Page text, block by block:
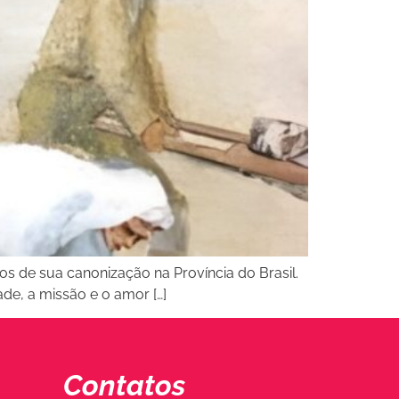
de sua canonização na Província do Brasil.
a missão e o amor […]
Contatos